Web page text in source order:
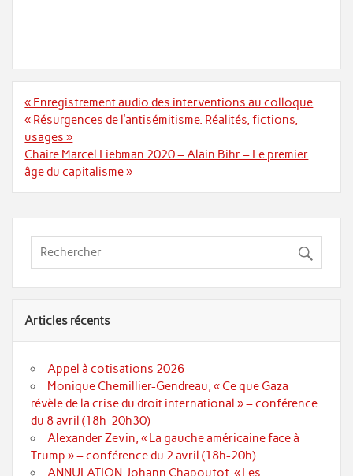
Navigation
de
l’article
« Enregistrement audio des interventions au colloque
« Résurgences de l’antisémitisme. Réalités, fictions,
usages »
Chaire Marcel Liebman 2020 – Alain Bihr – Le premier
âge du capitalisme »
Articles récents
Appel à cotisations 2026
Monique Chemillier-Gendreau, « Ce que Gaza
révèle de la crise du droit international » – conférence
du 8 avril (18h-20h30)
Alexander Zevin, « La gauche américaine face à
Trump » – conférence du 2 avril (18h-20h)
ANNULATION. Johann Chapoutot, « Les